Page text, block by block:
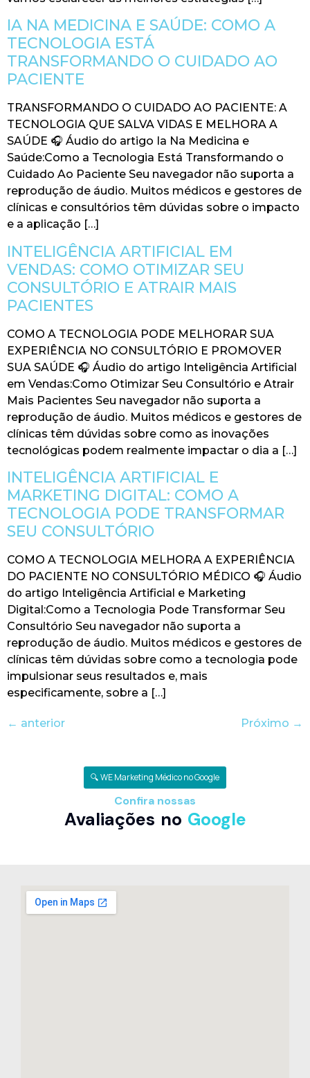
IA NA MEDICINA E SAÚDE: COMO A
TECNOLOGIA ESTÁ
TRANSFORMANDO O CUIDADO AO
PACIENTE
TRANSFORMANDO O CUIDADO AO PACIENTE: A
TECNOLOGIA QUE SALVA VIDAS E MELHORA A
SAÚDE 🎧 Áudio do artigo Ia Na Medicina e
Saúde:Como a Tecnologia Está Transformando o
Cuidado Ao Paciente Seu navegador não suporta a
reprodução de áudio. Muitos médicos e gestores de
clínicas e consultórios têm dúvidas sobre o impacto
e a aplicação […]
INTELIGÊNCIA ARTIFICIAL EM
VENDAS: COMO OTIMIZAR SEU
CONSULTÓRIO E ATRAIR MAIS
PACIENTES
COMO A TECNOLOGIA PODE MELHORAR SUA
EXPERIÊNCIA NO CONSULTÓRIO E PROMOVER
SUA SAÚDE 🎧 Áudio do artigo Inteligência Artificial
em Vendas:Como Otimizar Seu Consultório e Atrair
Mais Pacientes Seu navegador não suporta a
reprodução de áudio. Muitos médicos e gestores de
clínicas têm dúvidas sobre como as inovações
tecnológicas podem realmente impactar o dia a […]
INTELIGÊNCIA ARTIFICIAL E
MARKETING DIGITAL: COMO A
TECNOLOGIA PODE TRANSFORMAR
SEU CONSULTÓRIO
COMO A TECNOLOGIA MELHORA A EXPERIÊNCIA
DO PACIENTE NO CONSULTÓRIO MÉDICO 🎧 Áudio
do artigo Inteligência Artificial e Marketing
Digital:Como a Tecnologia Pode Transformar Seu
Consultório Seu navegador não suporta a
reprodução de áudio. Muitos médicos e gestores de
clínicas têm dúvidas sobre como a tecnologia pode
impulsionar seus resultados e, mais
especificamente, sobre a […]
← anterior Próximo →
🔍 WE Marketing Médico no Google
Confira nossas
Avaliações no Google